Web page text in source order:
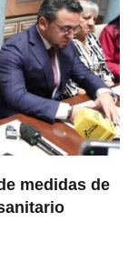
medidas de